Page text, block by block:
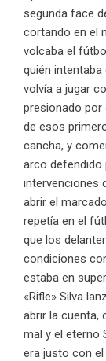
segunda face
cortando en el
volcaba el
quién intentaba
volvía a jugar
presionado por
de esos
cancha, y
arco defendido
intervenciones
abrir el
repetía en el
que los
condiciones
estaba en
«Rifle» Silva
abrir la cuenta,
mal y el eterno
era justo con